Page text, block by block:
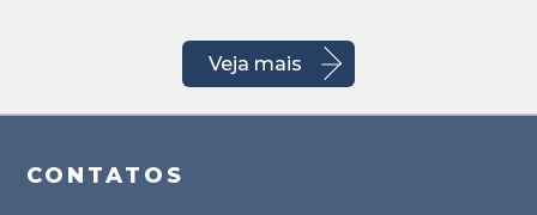
Veja mais
CONTATOS